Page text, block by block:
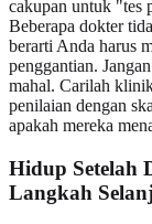
cakupan untuk "tes
Beberapa dokter
berarti Anda harus
penggantian.
mahal. Carilah
penilaian dengan
apakah mereka
Hidup Setelah
Langkah